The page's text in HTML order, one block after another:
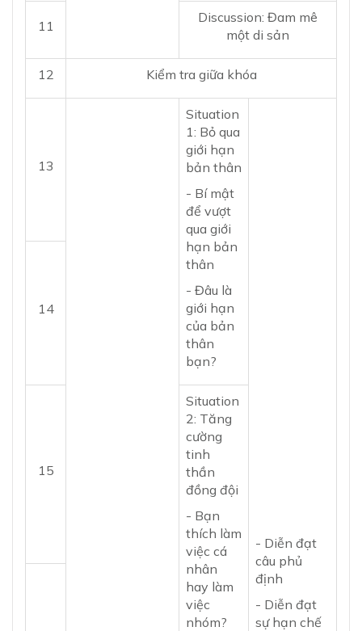
11
Discussion: Đam mê
một di sản
12 Kiểm tra giữa khóa
13
Situation
1: Bỏ qua
giới hạn
bản thân
- Bí mật
để vượt
qua giới
hạn bản
thân
- Đâu là
giới hạn
của bản
thân
bạn?
- Diễn đạt
câu phủ
định
- Diễn đạt
sự hạn chế
14
15
Situation
2: Tăng
cường
tinh
thần
đồng đội
- Bạn
thích làm
việc cá
nhân
hay làm
việc
nhóm?